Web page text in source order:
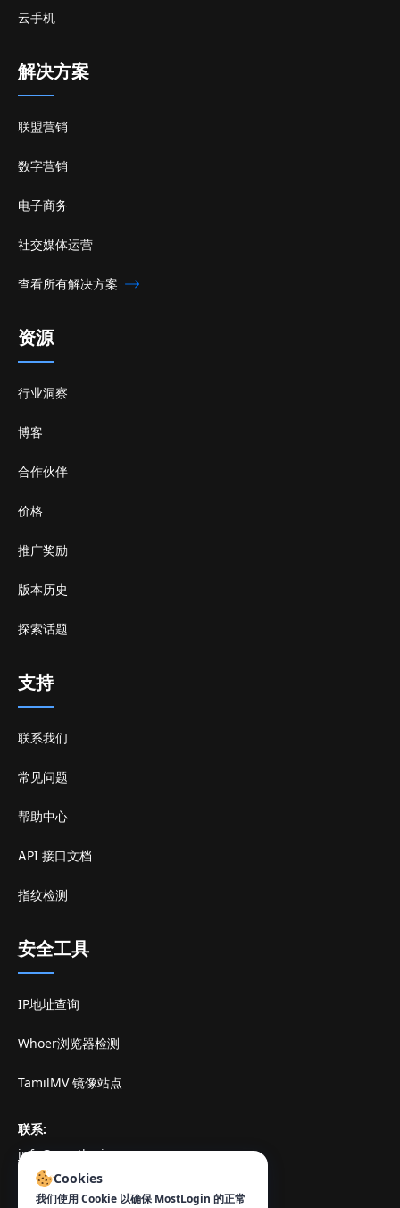
云手机
解决方案
联盟营销
数字营销
电子商务
社交媒体运营
查看所有解决方案
资源
行业洞察
博客
合作伙伴
价格
推广奖励
版本历史
探索话题
支持
联系我们
常见问题
帮助中心
API 接口文档
指纹检测
安全工具
IP地址查询
Whoer浏览器检测
TamilMV 镜像站点
联系:
info@mostlogin.com
Cookies
我们使用 Cookie 以确保 MostLogin 的正常